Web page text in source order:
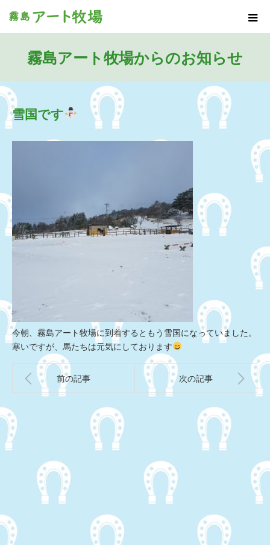
霧島アート牧場からのお知らせ
雪国です
今朝、霧島アート牧場に到着するともう雪国になっていました。
寒いですが、馬たちは元気にしております
前の記事 次の記事